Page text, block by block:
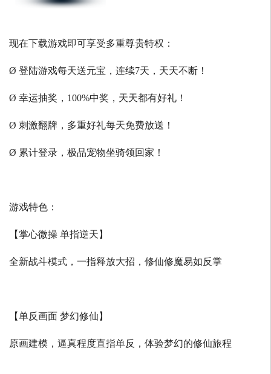
现在下载游戏即可享受多重尊贵特权：
Ø 登陆游戏每天送元宝，连续7天，天天不断！
Ø 幸运抽奖，100%中奖，天天都有好礼！
Ø 刺激翻牌，多重好礼每天免费放送！
Ø 累计登录，极品宠物坐骑领回家！
游戏特色：
【掌心微操 单指逆天】
全新战斗模式，一指释放大招，修仙修魔易如反掌
【单反画面 梦幻修仙】
原画建模，逼真程度直指单反，体验梦幻的修仙旅程